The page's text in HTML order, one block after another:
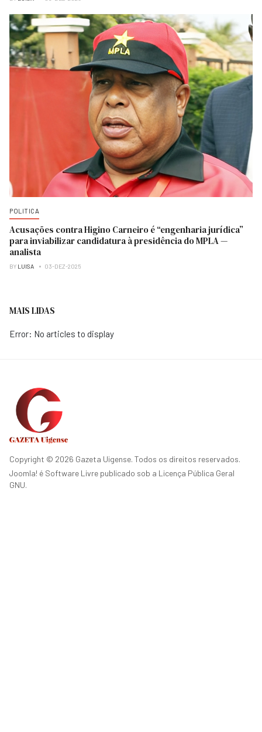
POLITICA
Acusações contra Higino Carneiro é “engenharia jurídica”
para inviabilizar candidatura à presidência do MPLA —
analista
BY LUISA 03-DEZ-2025
MAIS LIDAS
Error: No articles to display
Copyright © 2026 Gazeta Uigense. Todos os direitos reservados.
Joomla! é Software Livre publicado sob a Licença Pública Geral
GNU.